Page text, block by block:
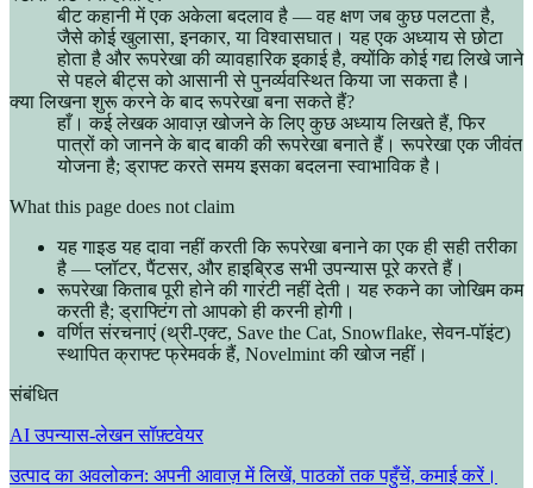
बीट कहानी में एक अकेला बदलाव है — वह क्षण जब कुछ पलटता है,
जैसे कोई खुलासा, इनकार, या विश्वासघात। यह एक अध्याय से छोटा
होता है और रूपरेखा की व्यावहारिक इकाई है, क्योंकि कोई गद्य लिखे जाने
से पहले बीट्स को आसानी से पुनर्व्यवस्थित किया जा सकता है।
क्या लिखना शुरू करने के बाद रूपरेखा बना सकते हैं?
हाँ। कई लेखक आवाज़ खोजने के लिए कुछ अध्याय लिखते हैं, फिर
पात्रों को जानने के बाद बाकी की रूपरेखा बनाते हैं। रूपरेखा एक जीवंत
योजना है; ड्राफ्ट करते समय इसका बदलना स्वाभाविक है।
What this page does not claim
यह गाइड यह दावा नहीं करती कि रूपरेखा बनाने का एक ही सही तरीका
है — प्लॉटर, पैंटसर, और हाइब्रिड सभी उपन्यास पूरे करते हैं।
रूपरेखा किताब पूरी होने की गारंटी नहीं देती। यह रुकने का जोखिम कम
करती है; ड्राफ्टिंग तो आपको ही करनी होगी।
वर्णित संरचनाएं (थ्री-एक्ट, Save the Cat, Snowflake, सेवन-पॉइंट)
स्थापित क्राफ्ट फ्रेमवर्क हैं, Novelmint की खोज नहीं।
संबंधित
AI उपन्यास-लेखन सॉफ़्टवेयर
उत्पाद का अवलोकन: अपनी आवाज़ में लिखें, पाठकों तक पहुँचें, कमाई करें।